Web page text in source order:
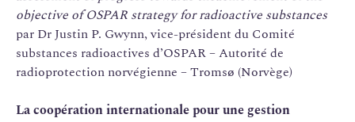
objective of OSPAR strategy for radioactive substances
par Dr Justin P. Gwynn, vice-président du Comité
substances radioactives d’OSPAR – Autorité de
radioprotection norvégienne – Tromsø (Norvège)
La coopération internationale pour une gestion